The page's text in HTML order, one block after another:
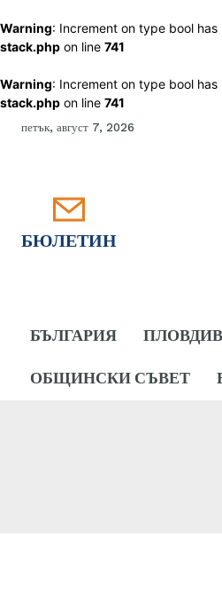
Warning: Increment on type bool
stack.php on line 741
Warning: Increment on type bool
stack.php on line 741
петък, август 7, 2026
БЮЛЕТИН
БЪЛГАРИЯ
ОБЩИНСКИ СЪВЕТ